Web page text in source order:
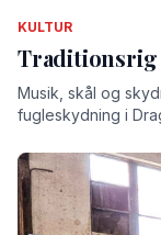
KULTUR
Musik, skål og
fugleskydning i